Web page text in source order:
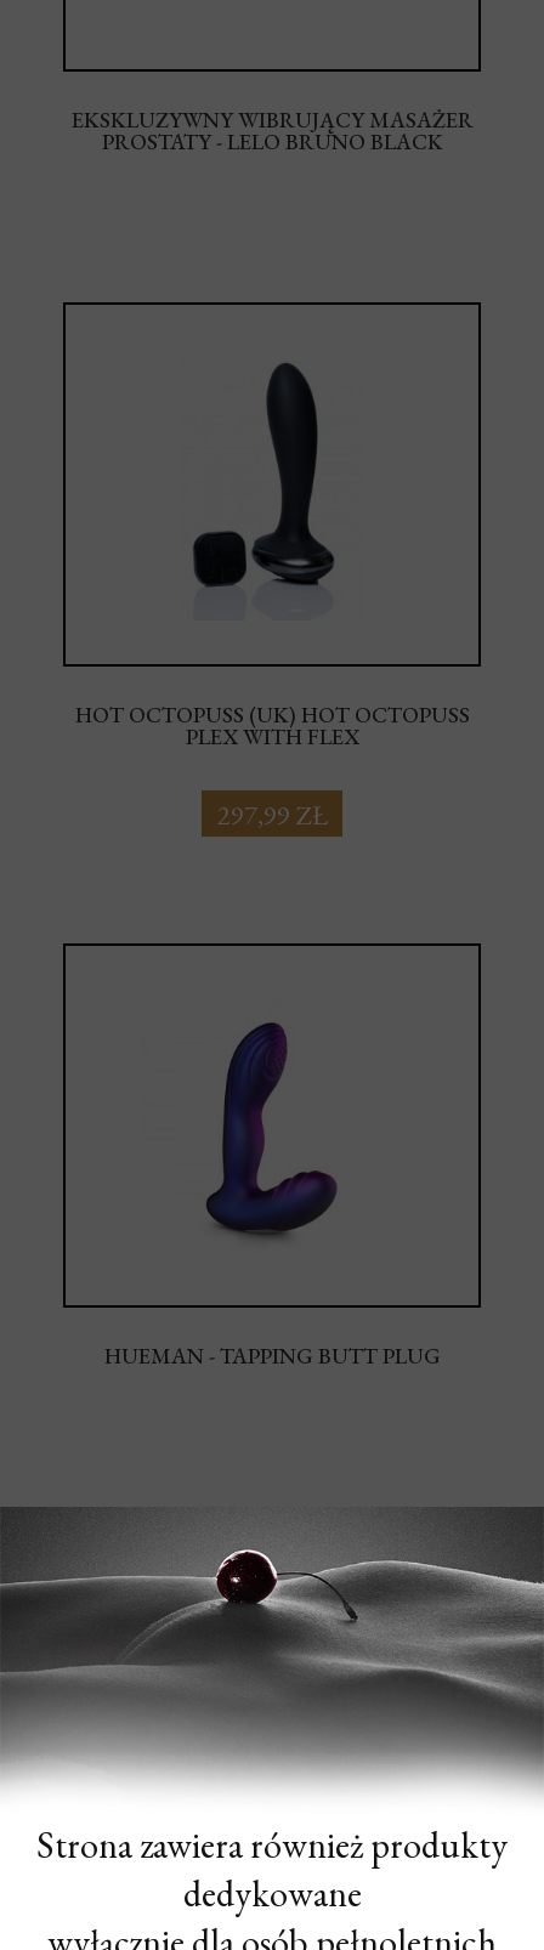
Strona zawiera również produkty
dedykowane
EKSKLUZYWNY WIBRUJĄCY MASAŻER
PROSTATY - LELO BRUNO BLACK
HOT OCTOPUSS (UK) HOT OCTOPUSS
PLEX WITH FLEX
297,99 ZŁ
HUEMAN - TAPPING BUTT PLUG